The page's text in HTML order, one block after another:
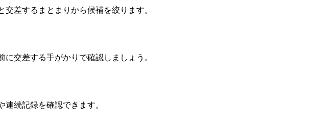
差するまとまりから候補を絞ります。
交差する手がかりで確認しましょう。
連続記録を確認できます。